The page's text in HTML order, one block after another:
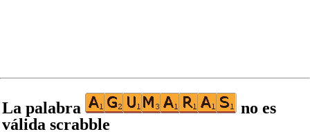
La palabra
no es
válida scrabble